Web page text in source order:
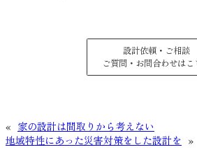
設計依頼・ご相談
ご質問・お問合わせはこ
« 家の設計は間取りから考えない
地域特性にあった災害対策をした設計を »